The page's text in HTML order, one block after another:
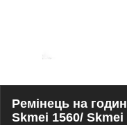
Ремінець на
Skmei 1560/